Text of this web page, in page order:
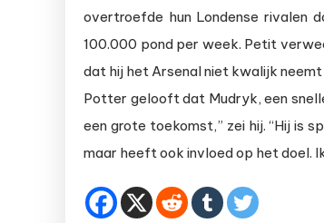
overtroefde hun Londense rivalen
100.000 pond per week. Petit
dat hij het Arsenal niet kwalijk
Potter gelooft dat Mudryk, een
een grote toekomst,” zei hij. “Hij is
maar heeft ook invloed op het doel.